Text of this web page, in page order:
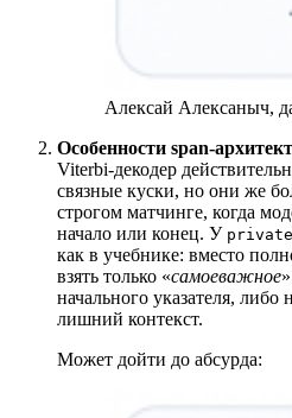
Алексай Алексаныч,
Особенности span-
Viterbi-декодер
связные куски, но они же
строгом матчинге, когда
начало или конец. У
как в учебнике: вместо
взять только «самоеважное
начального указателя, либо
лишний контекст.
Может дойти до абсурда: